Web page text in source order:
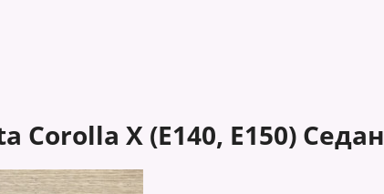
Corolla X (E140, E150) Седан